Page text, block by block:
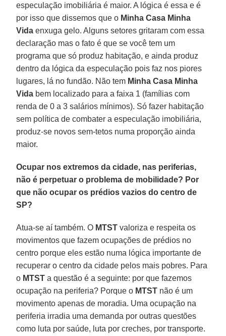
especulação imobiliária é maior. A lógica é essa e é
por isso que dissemos que o Minha Casa Minha
Vida enxuga gelo. Alguns setores gritaram com essa
declaração mas o fato é que se você tem um
programa que só produz habitação, e ainda produz
dentro da lógica da especulação pois faz nos piores
lugares, lá no fundão. Não tem Minha Casa Minha
Vida bem localizado para a faixa 1 (famílias com
renda de 0 a 3 salários mínimos). Só fazer habitação
sem política de combater a especulação imobiliária,
produz-se novos sem-tetos numa proporção ainda
maior.
Ocupar nos extremos da cidade, nas periferias,
não é perpetuar o problema de mobilidade? Por
que não ocupar os prédios vazios do centro de
SP?
Atua-se aí também. O MTST valoriza e respeita os
movimentos que fazem ocupações de prédios no
centro porque eles estão numa lógica importante de
recuperar o centro da cidade pelos mais pobres. Para
o MTST a questão é a seguinte: por que fazemos
ocupação na periferia? Porque o MTST não é um
movimento apenas de moradia. Uma ocupação na
periferia irradia uma demanda por outras questões
como luta por saúde, luta por creches, por transporte.